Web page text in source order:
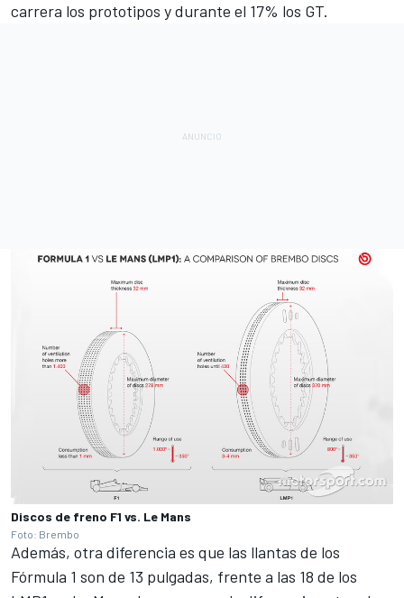
carrera los prototipos y durante el 17% los GT.
Discos de freno F1 vs. Le Mans
Foto: Brembo
Además, otra diferencia es que las llantas de los
Fórmula 1 son de 13 pulgadas, frente a las 18 de los